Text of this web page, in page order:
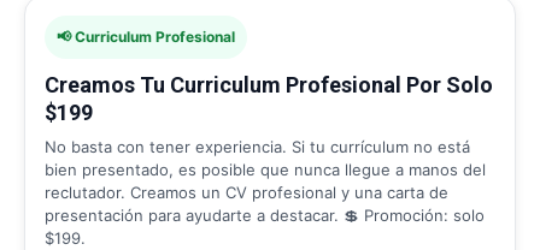
📢 Curriculum Profesional
Creamos Tu Curriculum Profesional Por Solo
$199
No basta con tener experiencia. Si tu currículum no está
bien presentado, es posible que nunca llegue a manos del
reclutador. Creamos un CV profesional y una carta de
presentación para ayudarte a destacar. 💲 Promoción: solo
$199.